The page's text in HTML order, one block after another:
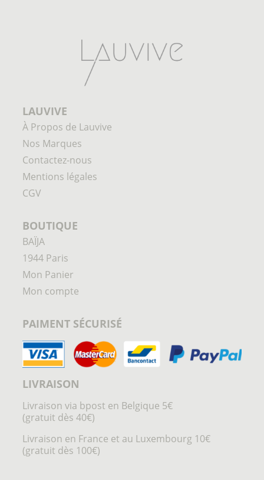
LAUVIVE
À Propos de Lauvive
Nos Marques
Contactez-nous
Mentions légales
CGV
BOUTIQUE
BAÏJA
1944 Paris
Mon Panier
Mon compte
PAIMENT SÉCURISÉ
LIVRAISON
Livraison via bpost en Belgique 5€
(gratuit dès 40€)
Livraison en France et au Luxembourg 10€
(gratuit dès 100€)